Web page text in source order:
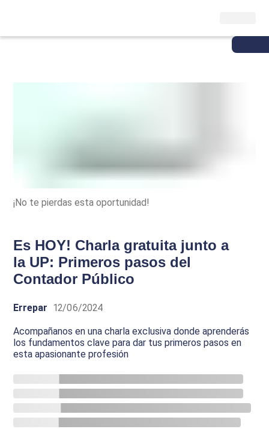
¡No te pierdas esta oportunidad!
Es HOY! Charla gratuita junto a
la UP: Primeros pasos del
Contador Público
Errepar 12/06/2024
Acompañanos en una charla exclusiva donde aprenderás
los fundamentos clave para dar tus primeros pasos en
esta apasionante profesión